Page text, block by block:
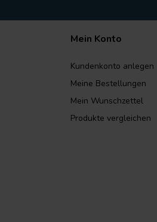
Mein Konto
Kundenkonto anlegen
Meine Bestellungen
Mein Wunschzettel
Produkte vergleichen